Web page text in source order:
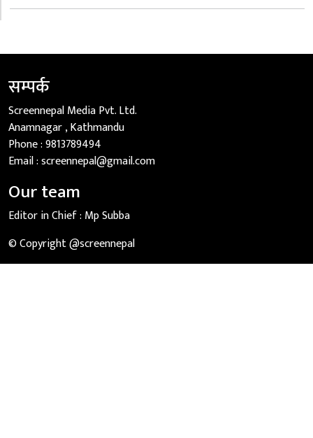
सम्पर्क
Screennepal Media Pvt. Ltd.
Anamnagar , Kathmandu
Phone :9813789494
Email :screennepal@gmail.com
Our team
Editor in Chief : Mp Subba
© Copyright @screennepal